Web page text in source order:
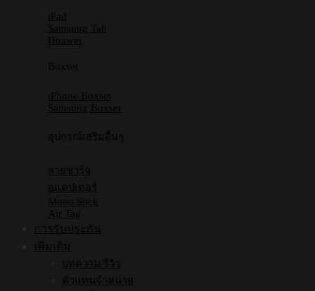
iPad
Samsung Tab
Huawei
Boxset
iPhone Boxset
Samsung Boxset
อุปกรณ์เสริมอื่นๆ
สายชาร์จ
อแดปเตอร์
Mono Stick
Air Tag
การรับประกัน
เพิ่มเติม
บทความ/รีวิว
ตัวแทนจำหน่าย